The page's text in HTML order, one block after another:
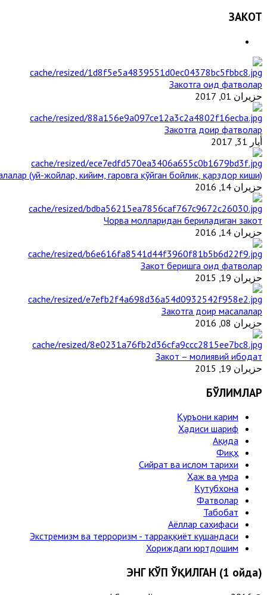
ЗАКОТ
Закотга оид фатволар
حزيران 01, 2017
Закотга доир фатволар
أيار 31, 2017
(уй-жойлар, кийим, гаровга қўйган бойлик, қарздор киши)
حزيران 14, 2016
Чорва молларидан бериладиган закот
حزيران 14, 2016
Закот беришга оид фатволар
حزيران 19, 2015
Закотга доир масалалар
حزيران 08, 2016
Закот – молиявий ибодат
حزيران 19, 2015
БЎЛИМЛАР
Қуръони карим
Ҳадиси шариф
Ақида
Фиқҳ
Сийрат ва ислом тарихи
Ҳаж ва умра
Кутубхона
Фатволар
Табобат
Аёллар саҳифаси
Экстремизм ва терроризм - тарраққиёт кушандаси
Хориждаги юртдошим
ЭНГ КЎП ЎҚИЛГАН (1 ойда)